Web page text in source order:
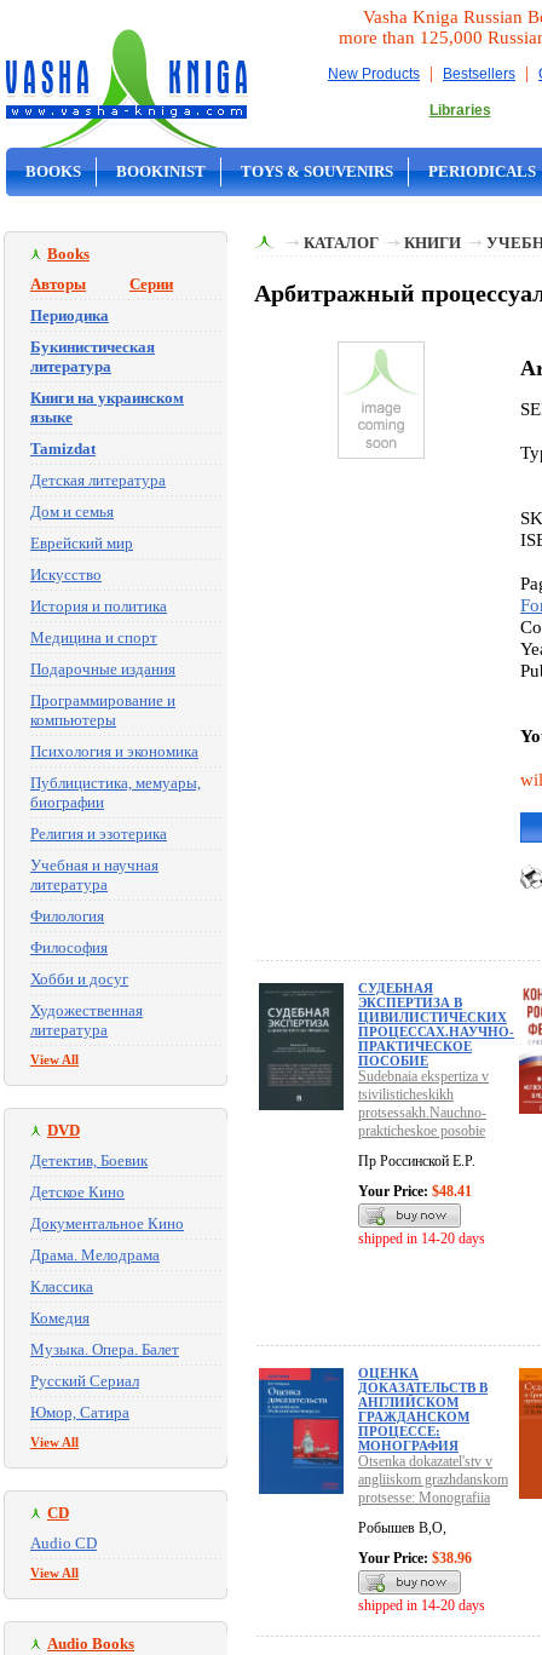
Vasha Kniga Russian
more than 125,000
New Products | Bestsellers |
Libraries
BOOKS BOOKINIST TOYS & SOUVENIRS PERIODICALS
Books
Авторы
Серии
Периодика
Букинистическая
литература
Книги на украинском
языке
Tamizdat
Детская литература
Дом и семья
Еврейский мир
Искусство
История и политика
Медицина и спорт
Подарочные издания
Программирование и
компьютеры
Психология и экономика
Публицистика, мемуары,
биографии
Религия и эзотерика
Учебная и научная
литература
Филология
Философия
Хобби и досуг
Художественная
литература
View All
DVD
Детектив, Боевик
Детское Кино
Документальное Кино
Драма. Мелодрама
Классика
Комедия
Музыка. Опера. Балет
Русский Сериал
Юмор, Сатира
View All
CD
Audio CD
View All
Audio Books
КАТАЛОГ КНИГИ
Арбитражный
СУДЕБНАЯ
ЭКСПЕРТИЗА В
ЦИВИЛИСТИЧЕСКИХ
ПРОЦЕССАХ.НАУЧНО-
ПРАКТИЧЕСКОЕ
ПОСОБИЕ
Sudebnaia ekspertiza v
tsivilisticheskikh
protsessakh.Nauchno-
prakticheskoe posobie
Пр Россинской Е.Р.
Your Price: $48.41
shipped in 14-20 days
ОЦЕНКА
ДОКАЗАТЕЛЬСТВ В
АНГЛИЙСКОМ
ГРАЖДАНСКОМ
ПРОЦЕССЕ:
МОНОГРАФИЯ
Otsenka dokazatel'stv v
angliiskom grazhdanskom
protsesse: Monografiia
Робышев В,О,
Your Price: $38.96
shipped in 14-20 days